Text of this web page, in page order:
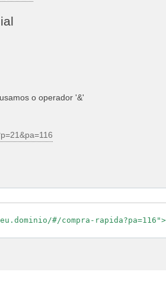
o operador '&'
#/compra-rapida?pa=116">